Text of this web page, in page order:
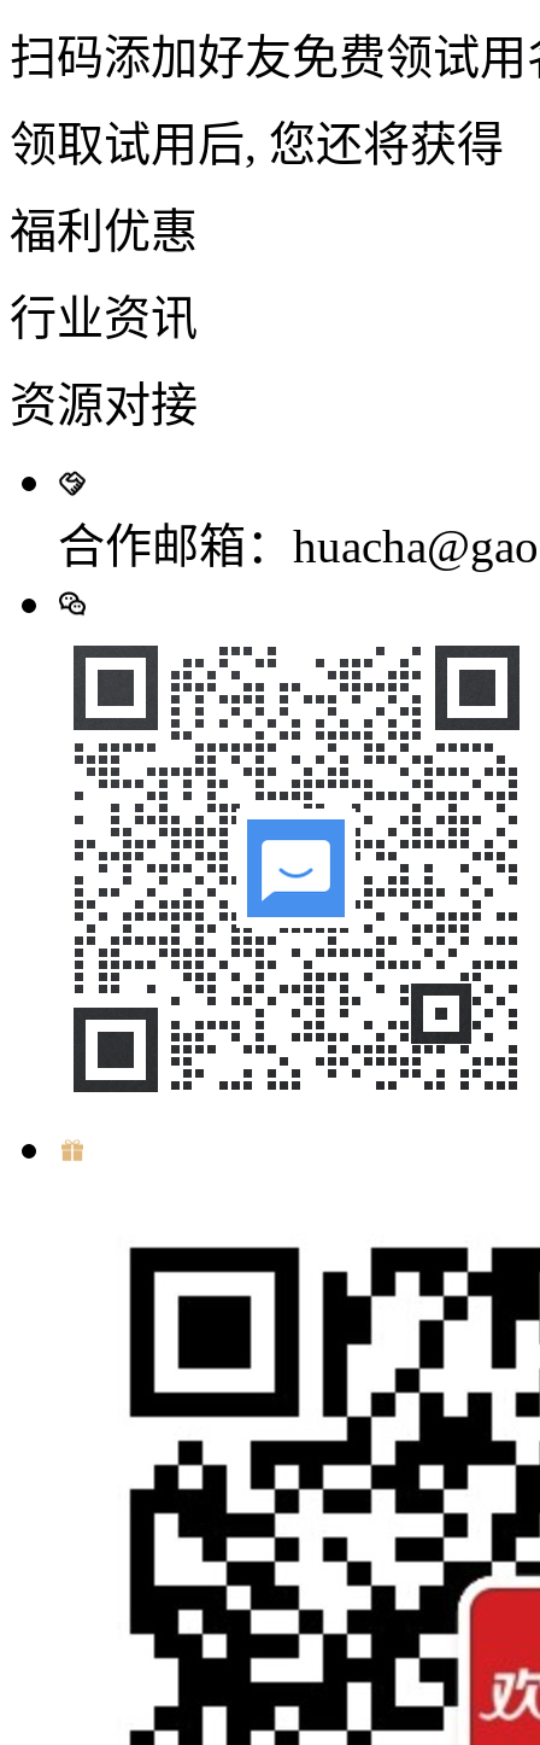
扫码添加好友免费领试用
领取试用后, 您还将获得
福利优惠
行业资讯
资源对接
合作邮箱：